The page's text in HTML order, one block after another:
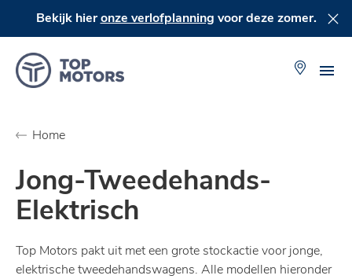
Overslaan
inhoud
Bekijk hieronze verlofplanning voor deze zomer.
Home
Jong-Tweedehands-
Elektrisch
Top Motors pakt uit met een grote stockactie voor jonge,
elektrische tweedehandswagens. Alle modellen hieronder